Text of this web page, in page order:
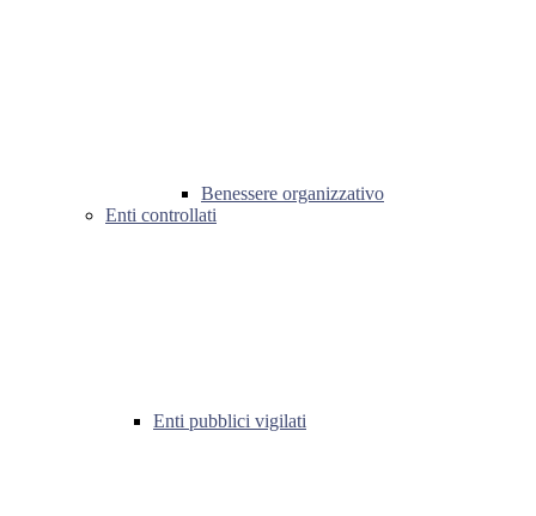
Benessere organizzativo
Enti controllati
Enti pubblici vigilati